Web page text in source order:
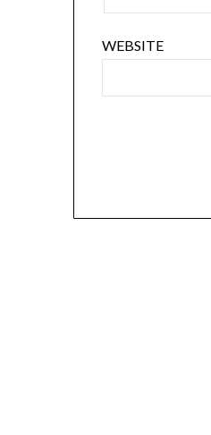
WEBSITE